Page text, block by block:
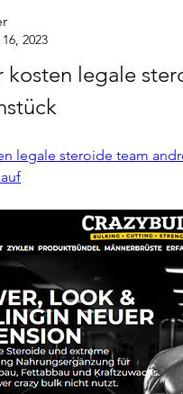
2023
kosten legale
legale steroide team